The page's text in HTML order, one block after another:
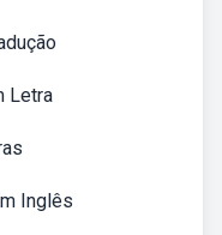
Letra
Inglês